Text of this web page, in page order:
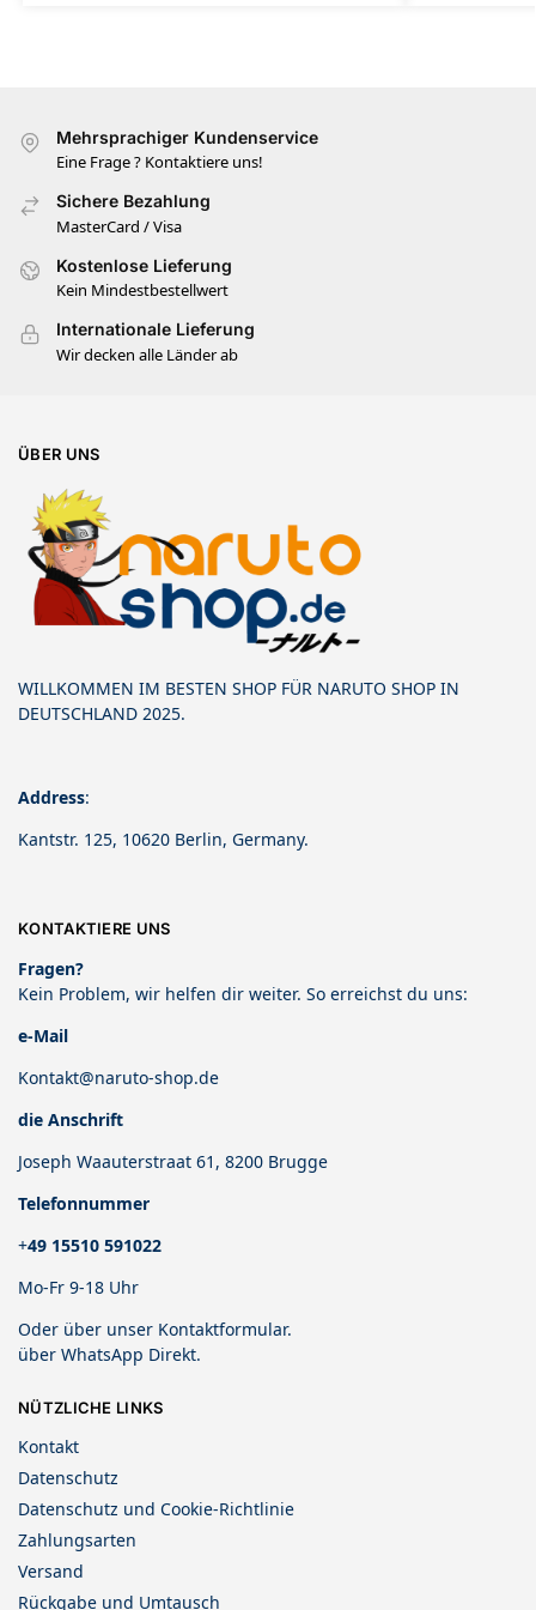
Mehrsprachiger Kundenservice
Eine Frage ? Kontaktiere uns!
Sichere Bezahlung
MasterCard / Visa
Kostenlose Lieferung
Kein Mindestbestellwert
Internationale Lieferung
Wir decken alle Länder ab
ÜBER UNS
WILLKOMMEN IM BESTEN SHOP FÜR NARUTO SHOP IN
DEUTSCHLAND 2025.
Address:
Kantstr. 125, 10620 Berlin, Germany.
KONTAKTIERE UNS
Fragen?
Kein Problem, wir helfen dir weiter. So erreichst du uns:
e-Mail
Kontakt@naruto-shop.de
die Anschrift
Joseph Waauterstraat 61, 8200 Brugge
Telefonnummer
+49 15510 591022
Mo-Fr 9-18 Uhr
Oder über unser Kontaktformular.
über WhatsApp Direkt.
NÜTZLICHE LINKS
Kontakt
Datenschutz
Datenschutz und Cookie-Richtlinie
Zahlungsarten
Versand
Rückgabe und Umtausch